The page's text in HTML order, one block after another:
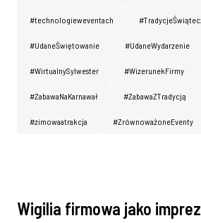
#technologieweventach
#UdaneŚwiętowanie #UdaneWydarzenie
#WirtualnySylwester #WizerunekFirmy
#ZabawaNaKarnawał #ZabawaZTradycją
#zimowaatrakcja #ZrównoważoneEventy
Imprezy firmowe
Wigilia firmowa jako